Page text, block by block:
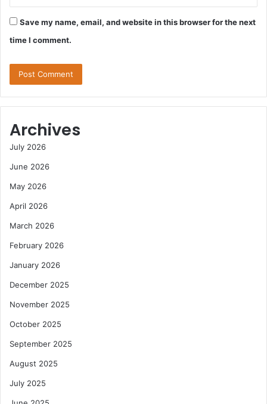
Save my name, email, and website in this browser for the next
time I comment.
Archives
July 2026
June 2026
May 2026
April 2026
March 2026
February 2026
January 2026
December 2025
November 2025
October 2025
September 2025
August 2025
July 2025